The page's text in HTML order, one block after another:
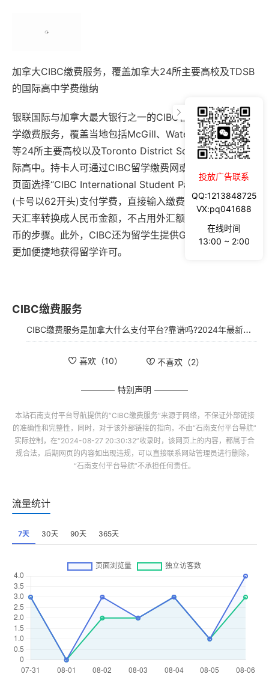
加拿大CIBC缴费服务，覆盖加拿大24所主要高校及TDSB
的国际高中学费缴纳
银联国际与加拿大最大银行之一的CIBC合作推出银联卡留
学缴费服务，覆盖当地包括McGill、Waterloo、Queen’s
等24所主要高校以及Toronto District School Board的国
际高中。持卡人可通过CIBC留学缴费网或在学校官网缴费
页面选择“CIBC International Student Pay”使用银联卡
(卡号以62开头)支付学费，直接输入缴费金额即可按照当
天汇率转换成人民币金额，不占用外汇额度，省去兑换加
币的步骤。此外，CIBC还为留学生提供GIC服务，帮助你
更加便捷地获得留学许可。
CIBC缴费服务
CIBC缴费服务是加拿大什么支付平台?靠谱吗?2024年最新版注册使用指南
喜欢（10） 不喜欢（2）
特别声明
本站石南支付平台导航提供的“CIBC缴费服务”来源于网络，不保证外部链接
的准确性和完整性，同时，对于该外部链接的指向，不由“石南支付平台导航”
实际控制，在“2024-08-27 20:30:32”收录时，该网页上的内容，都属于合
规合法，后期网页的内容如出现违规，可以直接联系网站管理员进行删除，
“石南支付平台导航”不承担任何责任。
流量统计
7天 30天 90天 365天
投放广告联系
QQ:1213848725
VX:pq041688
在线时间
13:00 ~ 2:00